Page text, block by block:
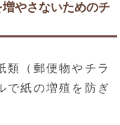
やさないためのチ
類（郵便物やチラ
で紙の増殖を防ぎ